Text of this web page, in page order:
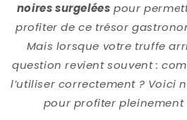
noires surgelées pour
profiter de ce trésor
Mais lorsque votre truffe
question revient souvent :
l’utiliser correctement ? Voici
pour profiter pleinement